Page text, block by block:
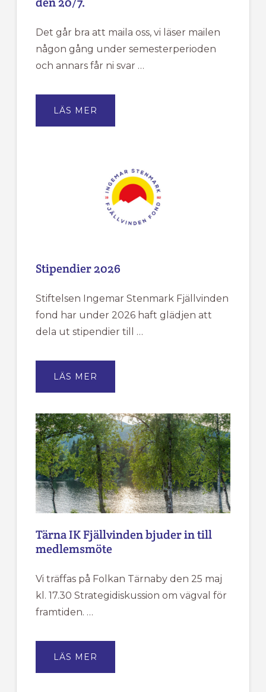
Det går bra att maila oss, vi läser mailen
någon gång under semesterperioden
och annars får ni svar …
LÄS MER
KANSLI
TILL
DEN
20/7.
Stipendier 2026
Stiftelsen Ingemar Stenmark Fjällvinden
fond har under 2026 haft glädjen att
dela ut stipendier till …
LÄS MER
2026
Tärna IK Fjällvinden bjuder in till
medlemsmöte
Vi träffas på Folkan Tärnaby den 25 maj
kl. 17.30 Strategidiskussion om vägval för
framtiden. …
LÄS MER
IK